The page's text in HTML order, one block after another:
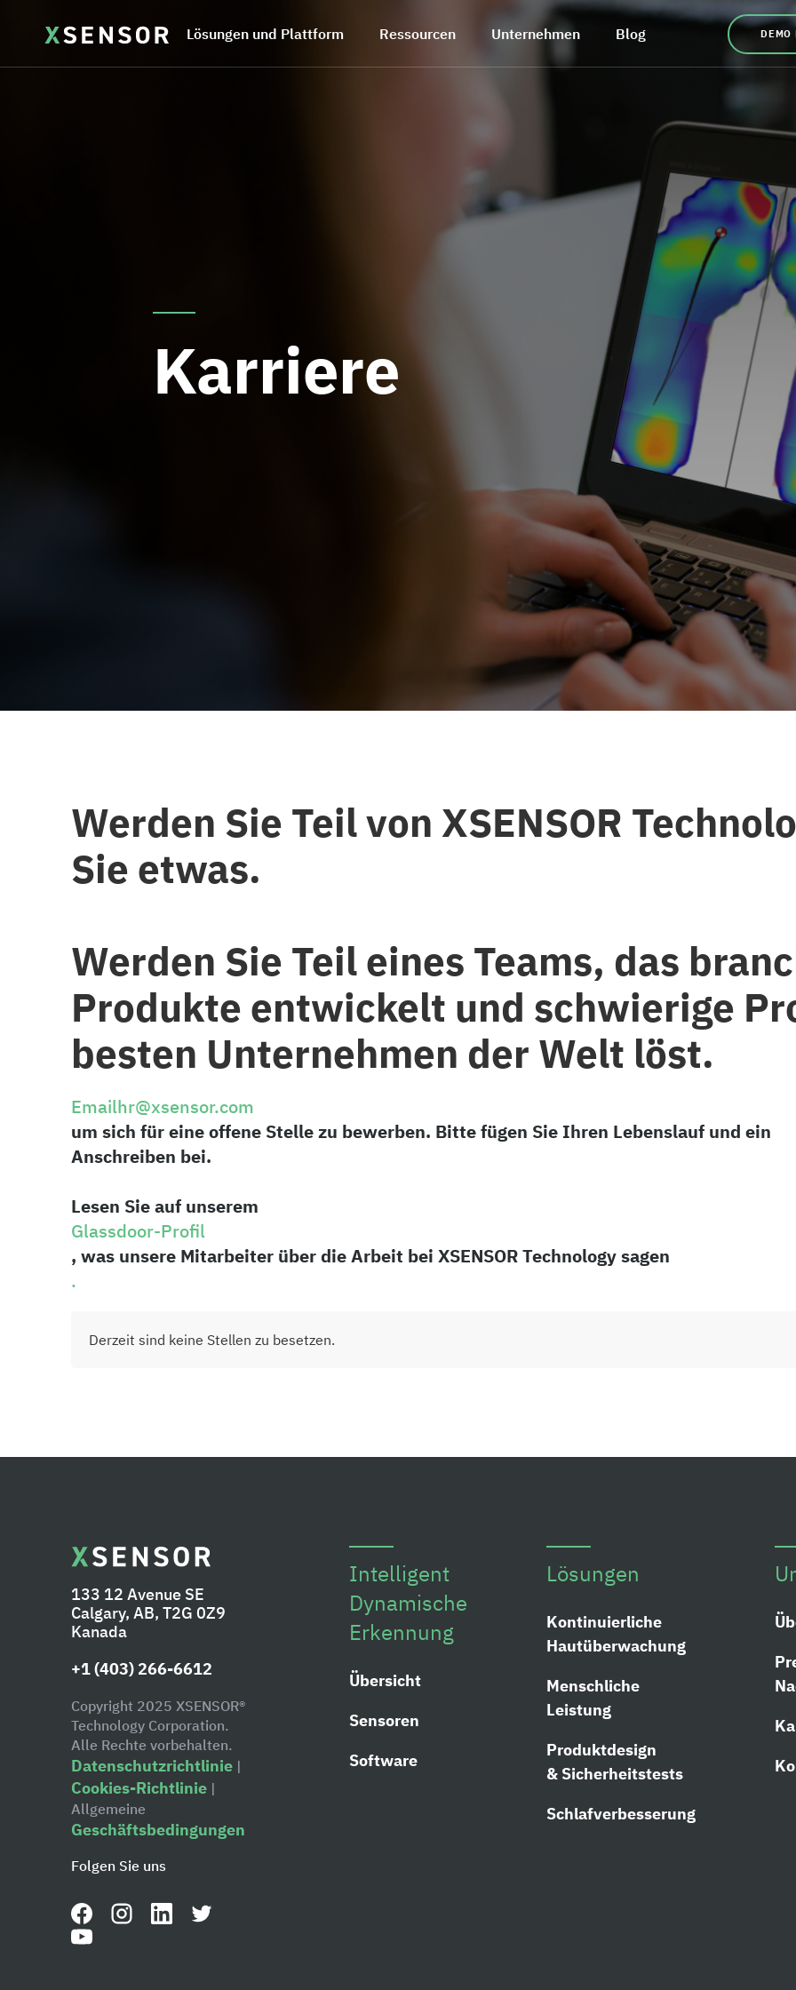
Lösungen und Plattform Ressourcen Unternehmen Blog DEMO
Karriere
Werden Sie Teil von XSENSOR
Sie etwas.
Werden Sie Teil eines Teams, das
Produkte entwickelt und schwierige
besten Unternehmen der Welt löst.
Emailhr@xsensor.com
um sich für eine offene Stelle zu bewerben. Bitte fügen Sie Ihren Lebenslauf und ein
Anschreiben bei.
Lesen Sie auf unserem
Glassdoor-Profil
, was unsere Mitarbeiter über die Arbeit bei XSENSOR Technology sagen
.
Derzeit sind keine Stellen zu besetzen.
133 12 Avenue SE
Calgary, AB, T2G 0Z9
Kanada
+1 (403) 266-6612
Copyright 2025 XSENSOR®
Technology Corporation.
Alle Rechte vorbehalten.
Datenschutzrichtlinie |
Cookies-Richtlinie |
Allgemeine
Geschäftsbedingungen
Intelligent
Dynamische
Erkennung
Übersicht
Sensoren
Software
Lösungen
Kontinuierliche
Hautüberwachung
Menschliche
Leistung
Produktdesign
& Sicherheitstests
Schlafverbesserung
Folgen Sie uns